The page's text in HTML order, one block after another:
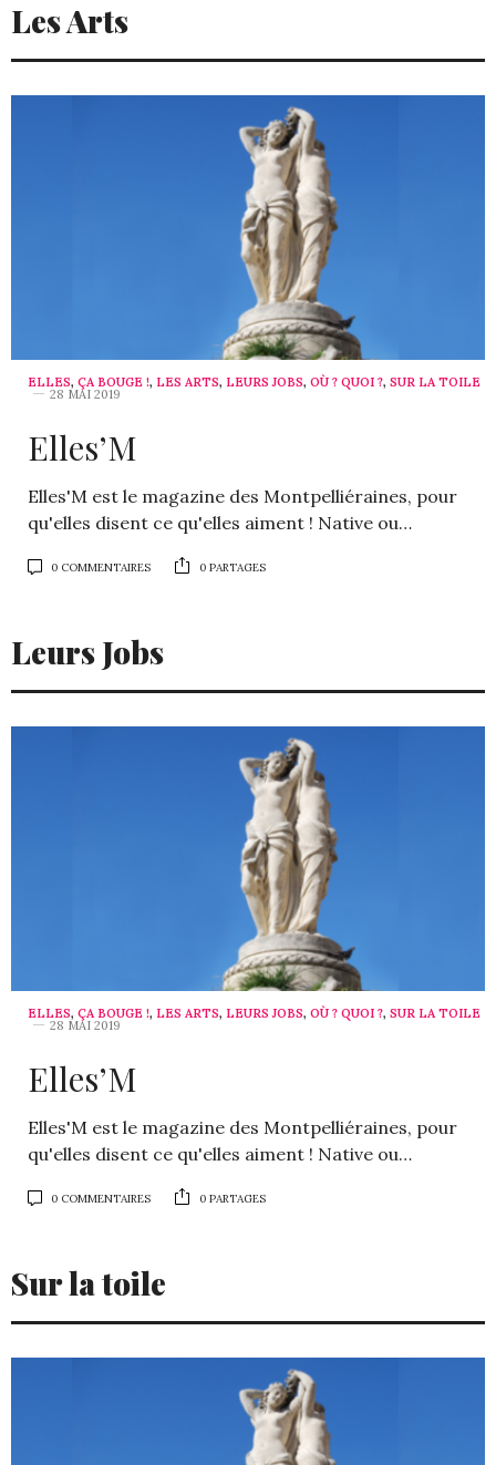
Les Arts
ELLES, ÇA BOUGE !, LES ARTS, LEURS JOBS, OÙ ? QUOI ?, SUR LA TOILE
28 MAI 2019
Elles’M
Elles'M est le magazine des Montpelliéraines, pour
qu'elles disent ce qu'elles aiment ! Native ou…
0 COMMENTAIRES 0 PARTAGES
Leurs Jobs
ELLES, ÇA BOUGE !, LES ARTS, LEURS JOBS, OÙ ? QUOI ?, SUR LA TOILE
28 MAI 2019
Elles’M
Elles'M est le magazine des Montpelliéraines, pour
qu'elles disent ce qu'elles aiment ! Native ou…
0 COMMENTAIRES 0 PARTAGES
Sur la toile